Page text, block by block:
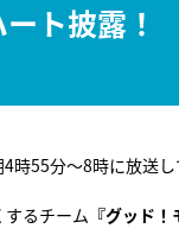
ト披露！
時55分～8時に放送
るチーム 『グッド